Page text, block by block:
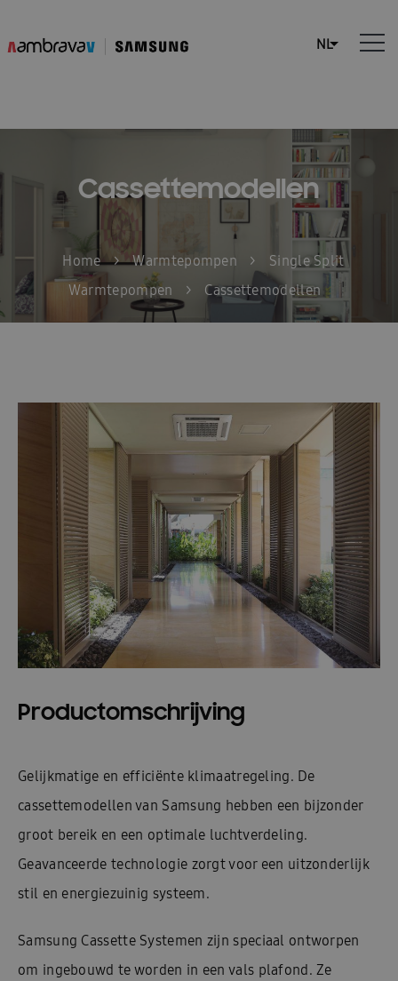
Cassettemodellen
Home > Warmtepompen >
Single Split
Warmtepompen
> Cassettemodellen
Productomschrijving
Gelijkmatige en efficiënte klimaatregeling. De
cassettemodellen van Samsung hebben een bijzonder
groot bereik en een optimale luchtverdeling.
Geavanceerde technologie zorgt voor een uitzonderlijk
stil en energiezuinig systeem.
Samsung Cassette Systemen zijn speciaal ontworpen
om ingebouwd te worden in een vals plafond. Ze